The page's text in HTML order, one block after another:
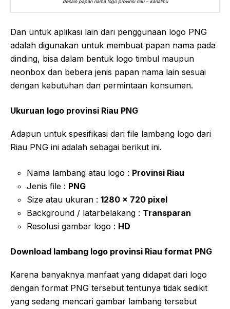
desain papan nama logo provinsi riau – kanalmu
Dan untuk aplikasi lain dari penggunaan logo PNG
adalah digunakan untuk membuat papan nama pada
dinding, bisa dalam bentuk logo timbul maupun
neonbox dan bebera jenis papan nama lain sesuai
dengan kebutuhan dan permintaan konsumen.
Ukuruan logo provinsi Riau PNG
Adapun untuk spesifikasi dari file lambang logo dari
Riau PNG ini adalah sebagai berikut ini.
Nama lambang atau logo : Provinsi Riau
Jenis file : PNG
Size atau ukuran : 1280 x 720 pixel
Background / latarbelakang : Transparan
Resolusi gambar logo : HD
Download lambang logo provinsi Riau format PNG
Karena banyaknya manfaat yang didapat dari logo
dengan format PNG tersebut tentunya tidak sedikit
yang sedang mencari gambar lambang tersebut